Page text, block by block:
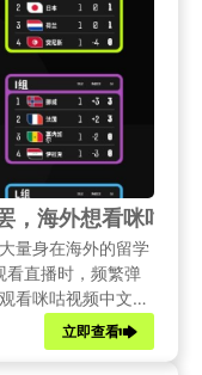
，海外想看咪咕视
量身在海外的留学
看直播时，频繁弹
看咪咕视频中文直
一场完整赛事直
立即查看